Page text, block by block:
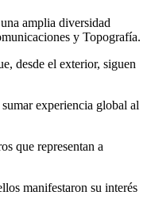
amplia diversidad
y Topografía.
desde el exterior, siguen
experiencia global al
que representan a
manifestaron su interés